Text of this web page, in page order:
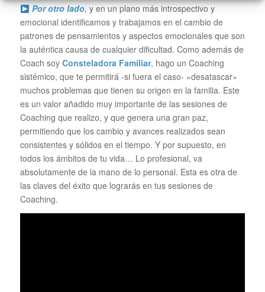
Por otro lado,y en un plano más introspectivo y
emocional identificamos y trabajamos en el cambio de
patrones de pensamientos y aspectos emocionales que son
la auténtica causa de cualquier dificultad. Como además de
Coach soy Consteladora Familiar, hago un Coaching
sistémico, que te permitirá -si fuera el caso- «desatascar»
muchos problemas que tienen su origen en la familia. Este
es un valor añadido muy importante de las sesiones de
Coaching que realizo, y que genera una gran paz,
permitiendo que los cambio y avances realizados sean
consistentes y sólidos en el tiempo. Y por supuesto, en
todos los ámbitos de tu vida… Lo profesional, va
absolutamente de la mano de lo personal. Esta es otra de
las claves del éxito que lograrás en tus sesiones de
Coaching.